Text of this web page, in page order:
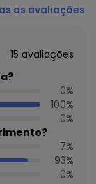
Total 5%
em
N/D*
N/D*
N/D*
N/D*
N/D*
as avaliações
15 avaliações
0%
100%
0%
7%
93%
0%